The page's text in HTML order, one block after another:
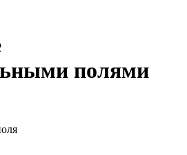
полями